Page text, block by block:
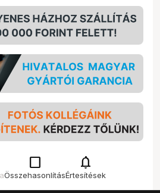
check_box_outline_blank
Összehasonlítás
notifications
Értesítések